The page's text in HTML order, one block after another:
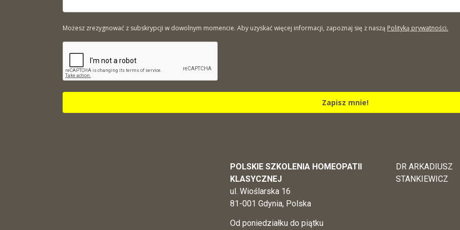
Możesz zrezygnować z subskrypcji w dowolnym momencie. Aby uzyskać więcej informacji, zapoznaj się z naszą Polityką prywatności.
Zapisz mnie!
POLSKIE SZKOLENIA HOMEOPATII
KLASYCZNEJ
ul. Wioślarska 16
81-001 Gdynia, Polska
Od poniedziałku do piątku
DR ARKADIUSZ
STANKIEWICZ